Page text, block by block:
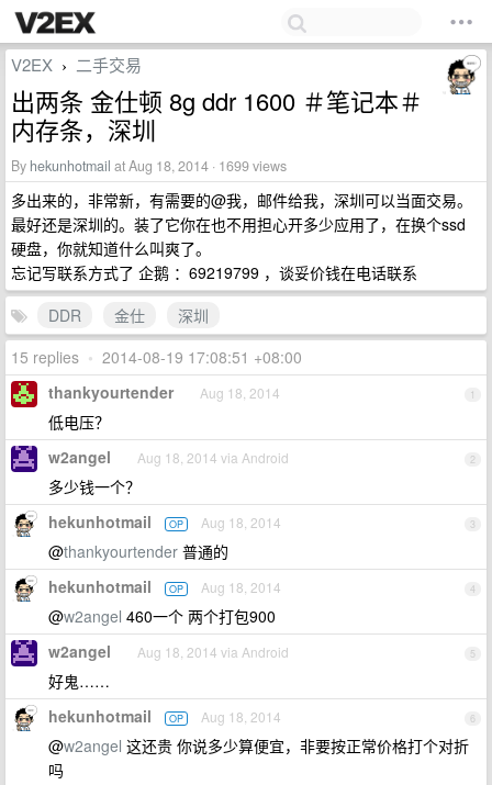
V2EX › 二手交易
出两条 金仕顿 8g ddr 1600 ＃笔记本＃
内存条，深圳
By hekunhotmail at Aug 18, 2014 · 1699 views
多出来的，非常新，有需要的@我，邮件给我，深圳可以当面交易。
最好还是深圳的。装了它你在也不用担心开多少应用了，在换个ssd
硬盘，你就知道什么叫爽了。
忘记写联系方式了 企鹅 ：69219799 ，谈妥价钱在电话联系
DDR
金仕
深圳
15 replies • 2014-08-19 17:08:51 +08:00
1
thankyourtender Aug 18, 2014
低电压？
2
w2angel Aug 18, 2014 via Android
多少钱一个？
3
hekunhotmail OP Aug 18, 2014
@thankyourtender 普通的
4
hekunhotmail OP Aug 18, 2014
@w2angel 460一个 两个打包900
5
w2angel Aug 18, 2014 via Android
好鬼……
6
hekunhotmail OP Aug 18, 2014
@w2angel 这还贵 你说多少算便宜，非要按正常价格打个对折
吗